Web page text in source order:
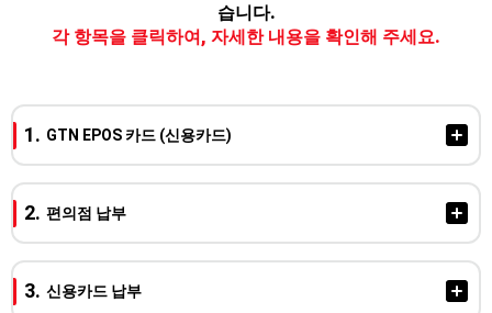
습니다.
각 항목을 클릭하여, 자세한 내용을 확인해 주세요.
GTN EPOS 카드 (신용카드)
카드회사에서 고객님께 청구일에 대해서는 신용카드의 청구일,
납부기일을 확인바랍니다.
제로 자동변경니다.
편의점 납부
방법은 안내가 어렵습니다. 미리 양해 부탁드립니다.)
신용카드 납부